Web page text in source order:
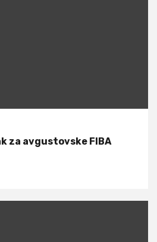
za avgustovske FIBA